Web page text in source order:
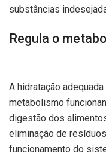
substâncias
Regula o
A hidratação
metabolismo
digestão dos
eliminação de
funcionamento do